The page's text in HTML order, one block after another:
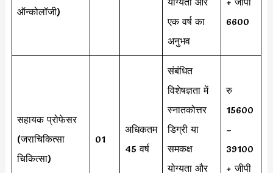
ऑन्कोलॉजी)
एक वर्ष का
अनुभव
6600
सहायक प्रोफेसर
(जराचिकित्सा
चिकित्सा)
01
अधिकतम
45 वर्ष
संबंधित
विशेषज्ञता में
स्नातकोत्तर
डिग्री या
समकक्ष
योग्यता और
रु
15600
–
39100
+ जीपी